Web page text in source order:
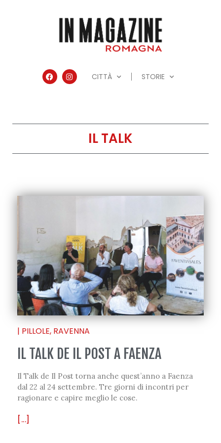
CITTÀ STORIE
IL TALK
| PILLOLE, RAVENNA
IL TALK DE IL POST A FAENZA
Il Talk de Il Post torna anche quest’anno a Faenza
dal 22 al 24 settembre. Tre giorni di incontri per
ragionare e capire meglio le cose.
[...]